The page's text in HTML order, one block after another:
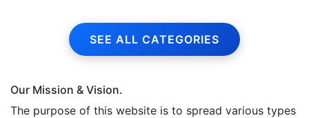
SEE ALL CATEGORIES
Our Mission & Vision.
The purpose of this website is to spread various types